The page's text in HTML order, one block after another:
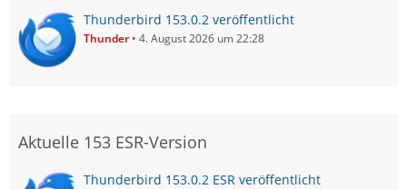
Thunderbird 153.0.2 veröffentlicht
Thunder 4. August 2026 um 22:28
Aktuelle 153 ESR-Version
Thunderbird 153.0.2 ESR veröffentlicht